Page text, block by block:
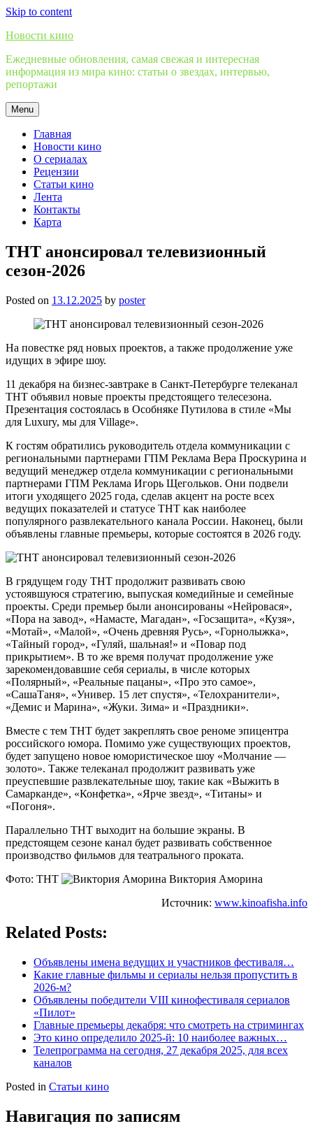
Skip to content
Новости кино
Ежедневные обновления, самая свежая и интересная
информация из мира кино: статьи о звездах, интервью,
репортажи
Menu
Главная
Новости кино
О сериалах
Рецензии
Статьи кино
Лента
Контакты
Карта
ТНТ анонсировал телевизионный
сезон-2026
Posted on 13.12.2025 by poster
На повестке ряд новых проектов, а также продолжение уже
идущих в эфире шоу.
11 декабря на бизнес-завтраке в Санкт-Петербурге телеканал
ТНТ объявил новые проекты предстоящего телесезона.
Презентация состоялась в Особняке Путилова в стиле «Мы
для Luxury, мы для Village».
К гостям обратились руководитель отдела коммуникации с
региональными партнерами ГПМ Реклама Вера Проскурина и
ведущий менеджер отдела коммуникации с региональными
партнерами ГПМ Реклама Игорь Щегольков. Они подвели
итоги уходящего 2025 года, сделав акцент на росте всех
ведущих показателей и статусе ТНТ как наиболее
популярного развлекательного канала России. Наконец, были
объявлены главные премьеры, которые состоятся в 2026 году.
В грядущем году ТНТ продолжит развивать свою
устоявшуюся стратегию, выпуская комедийные и семейные
проекты. Среди премьер были анонсированы «Нейровася»,
«Пора на завод», «Намасте, Магадан», «Госзащита», «Кузя»,
«Мотай», «Малой», «Очень древняя Русь», «Горнолыжка»,
«Тайный город», «Гуляй, шальная!» и «Повар под
прикрытием». В то же время получат продолжение уже
зарекомендовавшие себя сериалы, в числе которых
«Полярный», «Реальные пацаны», «Про это самое»,
«СашаТаня», «Универ. 15 лет спустя», «Телохранители»,
«Демис и Марина», «Жуки. Зима» и «Праздники».
Вместе с тем ТНТ будет закреплять свое реноме эпицентра
российского юмора. Помимо уже существующих проектов,
будет запущено новое юмористическое шоу «Молчание —
золото». Также телеканал продолжит развивать уже
преуспевшие развлекательные шоу, такие как «Выжить в
Самарканде», «Конфетка», «Ярче звезд», «Титаны» и
«Погоня».
Параллельно ТНТ выходит на большие экраны. В
предстоящем сезоне канал будет развивать собственное
производство фильмов для театрального проката.
Фото: ТНТ
Виктория Аморина
Источник: www.kinoafisha.info
Related Posts:
Объявлены имена ведущих и участников фестиваля…
Какие главные фильмы и сериалы нельзя пропустить в
2026-м?
Объявлены победители VIII кинофестиваля сериалов
«Пилот»
Главные премьеры декабря: что смотреть на стримингах
Это кино определило 2025-й: 10 наиболее важных…
Телепрограмма на сегодня, 27 декабря 2025, для всех
каналов
Posted in Статьи кино
Навигация по записям